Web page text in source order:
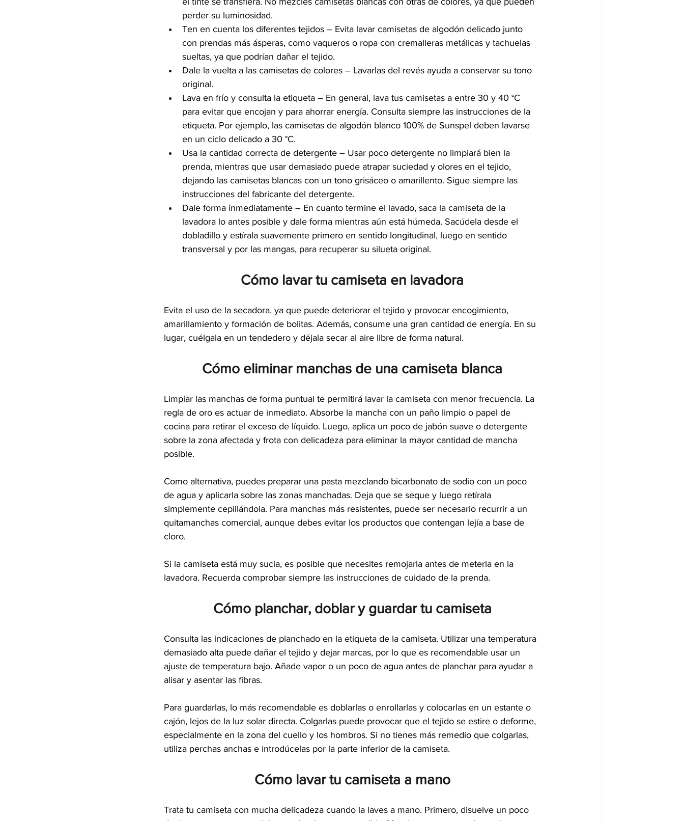
perder su luminosidad.
Ten en cuenta los diferentes tejidos – Evita lavar camisetas de algodón delicado junto
con prendas más ásperas, como vaqueros o ropa con cremalleras metálicas y tachuelas
sueltas, ya que podrían dañar el tejido.
Dale la vuelta a las camisetas de colores – Lavarlas del revés ayuda a conservar su tono
original.
Lava en frío y consulta la etiqueta – En general, lava tus camisetas a entre 30 y 40 °C
para evitar que encojan y para ahorrar energía. Consulta siempre las instrucciones de la
etiqueta. Por ejemplo, las camisetas de algodón blanco 100% de Sunspel deben lavarse
en un ciclo delicado a 30 °C.
Usa la cantidad correcta de detergente – Usar poco detergente no limpiará bien la
prenda, mientras que usar demasiado puede atrapar suciedad y olores en el tejido,
dejando las camisetas blancas con un tono grisáceo o amarillento. Sigue siempre las
instrucciones del fabricante del detergente.
Dale forma inmediatamente – En cuanto termine el lavado, saca la camiseta de la
lavadora lo antes posible y dale forma mientras aún está húmeda. Sacúdela desde el
dobladillo y estírala suavemente primero en sentido longitudinal, luego en sentido
transversal y por las mangas, para recuperar su silueta original.
Cómo lavar tu camiseta en lavadora
Evita el uso de la secadora, ya que puede deteriorar el tejido y provocar encogimiento,
amarillamiento y formación de bolitas. Además, consume una gran cantidad de energía. En su
lugar, cuélgala en un tendedero y déjala secar al aire libre de forma natural.
Cómo eliminar manchas de una camiseta blanca
Limpiar las manchas de forma puntual te permitirá lavar la camiseta con menor frecuencia. La
regla de oro es actuar de inmediato. Absorbe la mancha con un paño limpio o papel de
cocina para retirar el exceso de líquido. Luego, aplica un poco de jabón suave o detergente
sobre la zona afectada y frota con delicadeza para eliminar la mayor cantidad de mancha
posible.
Como alternativa, puedes preparar una pasta mezclando bicarbonato de sodio con un poco
de agua y aplicarla sobre las zonas manchadas. Deja que se seque y luego retírala
simplemente cepillándola. Para manchas más resistentes, puede ser necesario recurrir a un
quitamanchas comercial, aunque debes evitar los productos que contengan lejía a base de
cloro.
Si la camiseta está muy sucia, es posible que necesites remojarla antes de meterla en la
lavadora. Recuerda comprobar siempre las instrucciones de cuidado de la prenda.
Cómo planchar, doblar y guardar tu camiseta
Consulta las indicaciones de planchado en la etiqueta de la camiseta. Utilizar una temperatura
demasiado alta puede dañar el tejido y dejar marcas, por lo que es recomendable usar un
ajuste de temperatura bajo. Añade vapor o un poco de agua antes de planchar para ayudar a
alisar y asentar las fibras.
Para guardarlas, lo más recomendable es doblarlas o enrollarlas y colocarlas en un estante o
cajón, lejos de la luz solar directa. Colgarlas puede provocar que el tejido se estire o deforme,
especialmente en la zona del cuello y los hombros. Si no tienes más remedio que colgarlas,
utiliza perchas anchas e introdúcelas por la parte inferior de la camiseta.
Cómo lavar tu camiseta a mano
Trata tu camiseta con mucha delicadeza cuando la laves a mano. Primero, disuelve un poco